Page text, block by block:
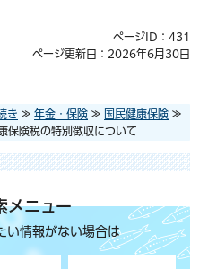
ページID：431
ページ更新日：2026年6月30日
き ≫ 年金・保険 ≫ 国民健康保険 ≫
保険税の特別徴収について
メニュー
い情報がない場合は